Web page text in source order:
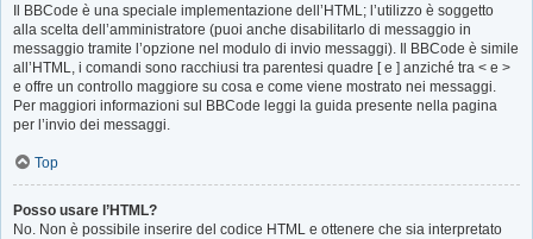
Il BBCode è una speciale implementazione dell’HTML; l’utilizzo è soggetto
alla scelta dell’amministratore (puoi anche disabilitarlo di messaggio in
messaggio tramite l’opzione nel modulo di invio messaggi). Il BBCode è simile
all’HTML, i comandi sono racchiusi tra parentesi quadre [ e ] anziché tra < e >
e offre un controllo maggiore su cosa e come viene mostrato nei messaggi.
Per maggiori informazioni sul BBCode leggi la guida presente nella pagina
per l’invio dei messaggi.
Top
Posso usare l’HTML?
No. Non è possibile inserire del codice HTML e ottenere che sia interpretato